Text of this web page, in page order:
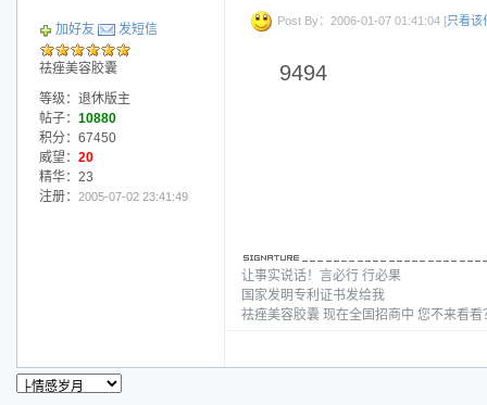
加好友 发短信
祛痤美容胶囊
等级：退休版主
帖子： 10880
积分：67450
威望： 20
精华：23
注册： 2005-07-02 23:41:49
Post By：2006-01-07 01:41:04 [只看该
9494
让事实说话！言必行 行必果
国家发明专利证书发给我
祛痤美容胶囊 现在全国招商中 您不来看